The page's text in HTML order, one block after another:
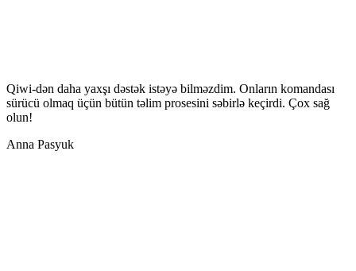
Qiwi-dən daha yaxşı dəstək istəyə bilməzdim. Onların komandası
sürücü olmaq üçün bütün təlim prosesini səbirlə keçirdi. Çox sağ
olun!
Anna Pasyuk